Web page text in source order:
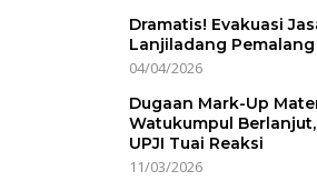
Dramatis! Evakuasi
Lanjiladang
04/04/2026
Dugaan Mark-Up
Watukumpul
UPJI Tuai Reaksi
11/03/2026